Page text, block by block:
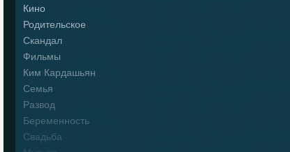
Кино
Родительское
Скандал
Фильмы
Ким Кардашьян
Семья
Развод
Беременность
Свадьба